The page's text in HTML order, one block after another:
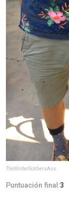
TheWinterSoldiersAss
Puntuación final:3